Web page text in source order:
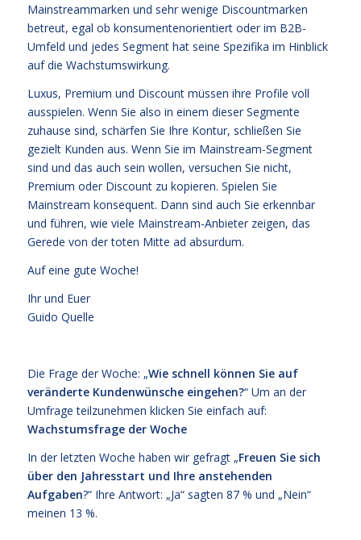
Mainstreammarken und sehr wenige Discountmarken
betreut, egal ob konsumentenorientiert oder im B2B-
Umfeld und jedes Segment hat seine Spezifika im Hinblick
auf die Wachstumswirkung.
Luxus, Premium und Discount müssen ihre Profile voll
ausspielen. Wenn Sie also in einem dieser Segmente
zuhause sind, schärfen Sie Ihre Kontur, schließen Sie
gezielt Kunden aus. Wenn Sie im Mainstream-Segment
sind und das auch sein wollen, versuchen Sie nicht,
Premium oder Discount zu kopieren. Spielen Sie
Mainstream konsequent. Dann sind auch Sie erkennbar
und führen, wie viele Mainstream-Anbieter zeigen, das
Gerede von der toten Mitte ad absurdum.
Auf eine gute Woche!
Ihr und Euer
Guido Quelle
Die Frage der Woche: „Wie schnell können Sie auf
veränderte Kundenwünsche eingehen?“ Um an der
Umfrage teilzunehmen klicken Sie einfach auf:
Wachstumsfrage der Woche
In der letzten Woche haben wir gefragt „Freuen Sie sich
über den Jahresstart und Ihre anstehenden
Aufgaben?“ Ihre Antwort: „Ja“ sagten 87 % und „Nein“
meinen 13 %.